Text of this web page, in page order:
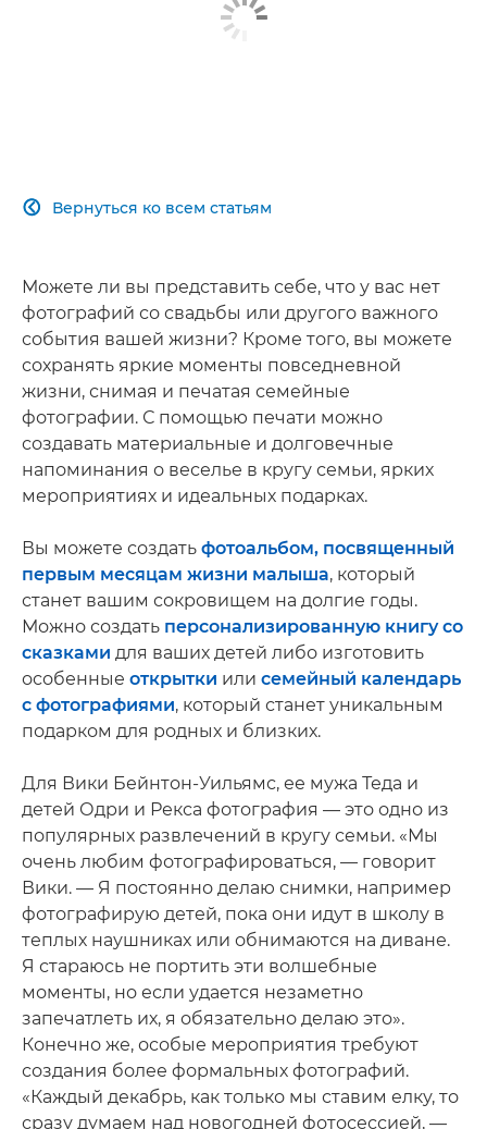
Вернуться ко всем статьям

Можете ли вы представить себе, что у вас нет
фотографий со свадьбы или другого важного
события вашей жизни? Кроме того, вы можете
сохранять яркие моменты повседневной
жизни, снимая и печатая семейные
фотографии. С помощью печати можно
создавать материальные и долговечные
напоминания о веселье в кругу семьи, ярких
мероприятиях и идеальных подарках.
Вы можете создать фотоальбом, посвященный
первым месяцам жизни малыша, который
станет вашим сокровищем на долгие годы.
Можно создать персонализированную книгу со
сказками для ваших детей либо изготовить
особенные открытки или семейный календарь
с фотографиями, который станет уникальным
подарком для родных и близких.
Для Вики Бейнтон-Уильямс, ее мужа Теда и
детей Одри и Рекса фотография — это одно из
популярных развлечений в кругу семьи. «Мы
очень любим фотографироваться, — говорит
Вики. — Я постоянно делаю снимки, например
фотографирую детей, пока они идут в школу в
теплых наушниках или обнимаются на диване.
Я стараюсь не портить эти волшебные
моменты, но если удается незаметно
запечатлеть их, я обязательно делаю это».
Конечно же, особые мероприятия требуют
создания более формальных фотографий.
«Каждый декабрь, как только мы ставим елку, то
сразу думаем над новогодней фотосессией, —